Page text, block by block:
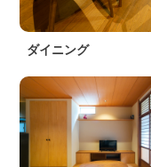
ダイニング